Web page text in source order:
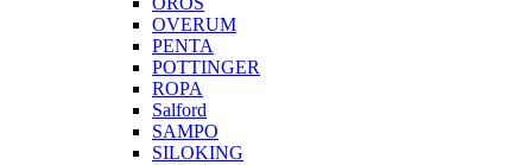
OVERUM
PENTA
POTTINGER
ROPA
Salford
SAMPO
SILOKING